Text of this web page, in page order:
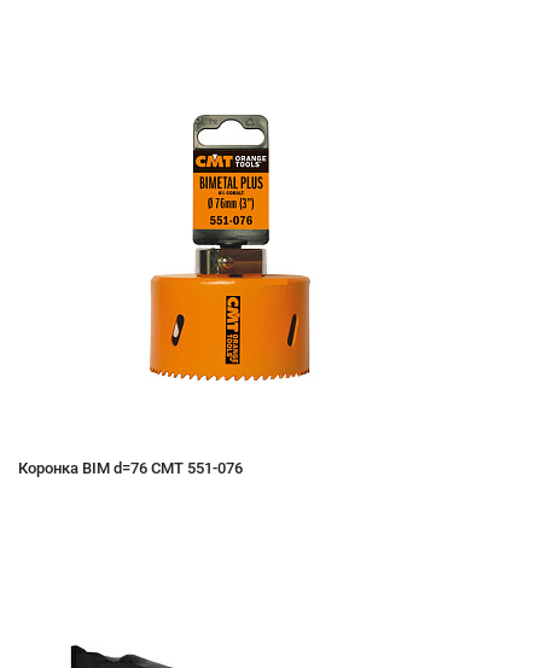
Коронка BIM d=76 CMT 551-076